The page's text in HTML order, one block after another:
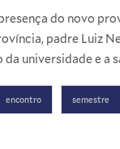
do novo
padre Luiz
universidade e a
encontro semestre